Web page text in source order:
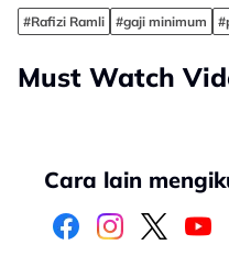
#Rafizi Ramli #gaji minimum
Must Watch
Cara lain